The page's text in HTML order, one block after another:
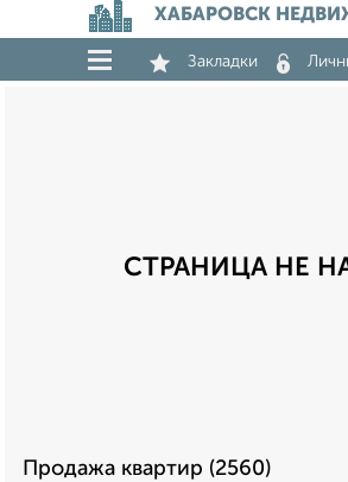
ХАБАРОВСК
Закладки
СТРАНИЦА НЕ
Продажа квартир (2560)